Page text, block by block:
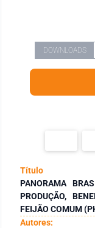
DOWNLOADS
Título
PANORAMA
PRODUÇÃO,
FEIJÃO COMUM
Autores: